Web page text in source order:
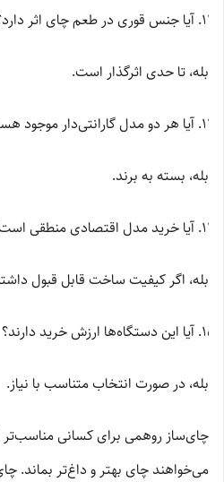
آیا جنس قوری در طعم چای اثر
بله، تا حدی اثرگذار است.
آیا هر دو مدل گارانتی‌دار موجود
بله، بسته به برند.
آیا خرید مدل اقتصادی منطقی
بله، اگر کیفیت ساخت قابل قبول
آیا این دستگاه‌ها ارزش خرید دارند؟
بله، در صورت انتخاب متناسب با نیاز.
چای‌ساز روهمی برای کسانی
می‌خواهند چای بهتر و داغ‌تر بماند.